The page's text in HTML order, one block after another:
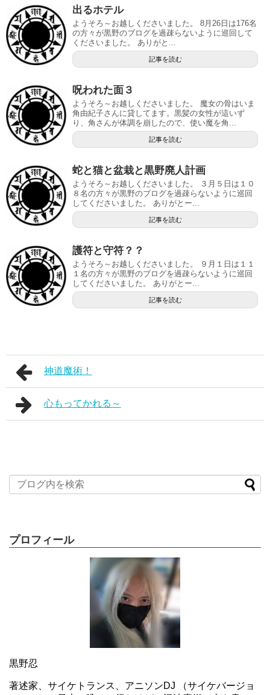
出るホテル
ようそろ～お越しくださいました。 8月26日は176名
の方々が黒野のブログを過疎らないように巡回して
くださいました。 ありがと...
記事を読む
呪われた面３
ようそろ～お越しくださいました。 魔女の骨はいま
角由紀子さんに貸してます。黒髪の女性が這いず
り、角さんが体調を崩したので、使い魔を角...
記事を読む
蛇と猫と盆栽と黒野廃人計画
ようそろ～お越しくださいました。 ３月５日は１０
８名の方々が黒野のブログを過疎らないように巡回
してくださいました。 ありがとー...
記事を読む
護符と守符？？
ようそろ～お越しくださいました。 ９月１日は１１
１名の方々が黒野のブログを過疎らないように巡回
してくださいました。 ありがとー...
記事を読む
神道魔術！
心もってかれる～
プロフィール
黒野忍
著述家、サイケトランス、アニソンDJ （サイケバージョ